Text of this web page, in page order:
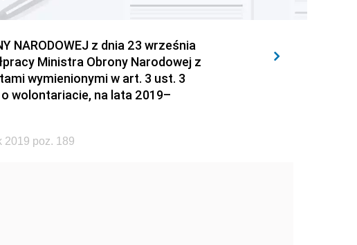
NARODOWEJ z dnia 23 września
Ministra Obrony Narodowej z
wymienionymi w art. 3 ust. 3
wolontariacie, na lata 2019–
2019 poz. 189